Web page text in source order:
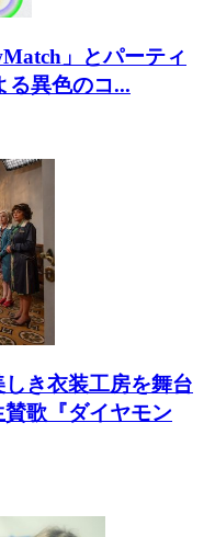
」とパーティ
る異色のコ...
しき衣装工房を舞台
歌『ダイヤモン